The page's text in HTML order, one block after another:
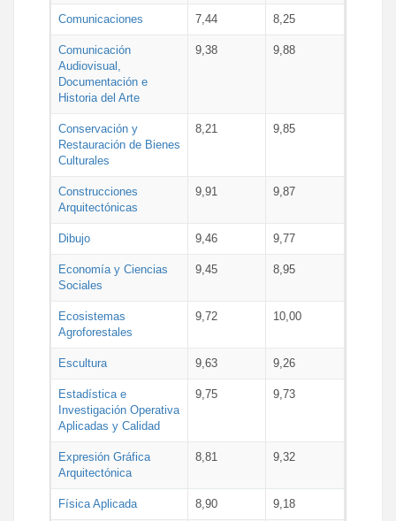
Comunicaciones 7,44 8,25
Comunicación
Audiovisual,
Documentación e
Historia del Arte
9,38 9,88
Conservación y
Restauración de Bienes
Culturales
8,21 9,85
Construcciones
Arquitectónicas
9,91 9,87
Dibujo 9,46 9,77
Economía y Ciencias
Sociales
9,45 8,95
Ecosistemas
Agroforestales
9,72 10,00
Escultura 9,63 9,26
Estadística e
Investigación Operativa
Aplicadas y Calidad
9,75 9,73
Expresión Gráfica
Arquitectónica
8,81 9,32
Física Aplicada 8,90 9,18